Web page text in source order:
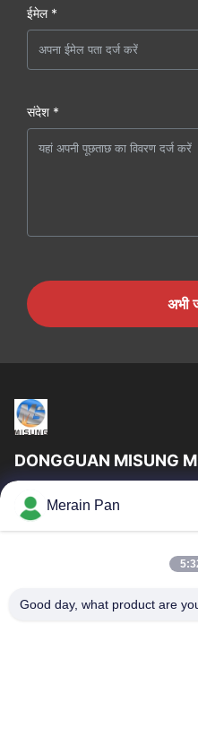
ईमेल *
संदेश *
अभी
DONGGUAN MISUNG
DongGuan Misung मोल्ड स्टील कं,
स्टील, कोल्ड वर्क स्टील, अलॉय
त्वरित लिंक
वीआर दिखाएँ
Merain Pan
Good day, what product are